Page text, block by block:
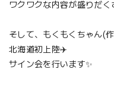
ワクワクな内容が盛りだ
そして、もくもくちゃん(
北海道初上陸✈️
サイン会を行います✨